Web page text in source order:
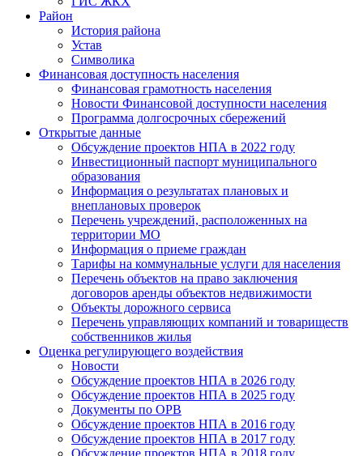
Район
История района
Устав
Символика
Финансовая доступность населения
Финансовая грамотность населения
Новости Финансовой доступности населения
Программа долгосрочных сбережений
Открытые данные
Обсуждение проектов НПА в 2022 году
Инвестиционный паспорт муниципального
образования
Информация о результатах плановых и
внеплановых проверок
Перечень учреждений, расположенных на
территории МО
Информация о приеме граждан
Тарифы на коммунальные услуги для населения
Перечень объектов на право заключения
договоров аренды объектов недвижимости
Объекты дорожного сервиса
Перечень управляющих компаний и товариществ
собственников жилья
Оценка регулирующего воздействия
Новости
Обсуждение проектов НПА в 2026 году
Обсуждение проектов НПА в 2025 году
Документы по ОРВ
Обсуждение проектов НПА в 2016 году
Обсуждение проектов НПА в 2017 году
Обсуждение проектов НПА в 2018 году